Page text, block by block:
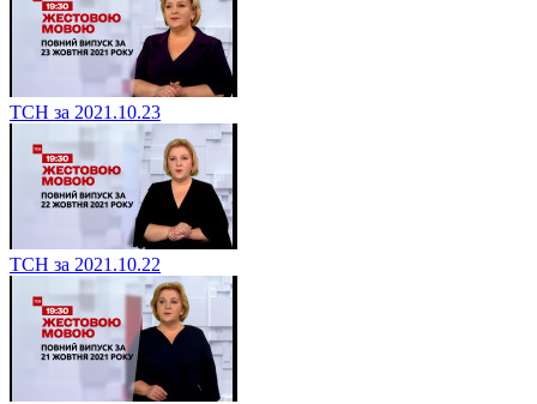
ТСН за 2021.10.23
ТСН за 2021.10.22